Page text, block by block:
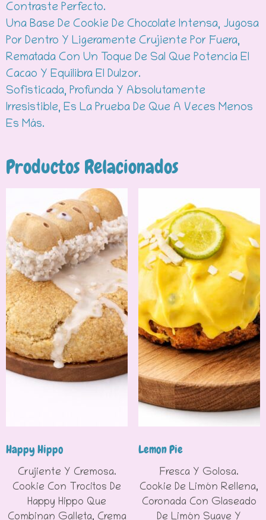
Contraste Perfecto.
Una Base De Cookie De Chocolate Intensa, Jugosa
Por Dentro Y Ligeramente Crujiente Por Fuera,
Rematada Con Un Toque De Sal Que Potencia El
Cacao Y Equilibra El Dulzor.
Sofisticada, Profunda Y Absolutamente
Irresistible, Es La Prueba De Que A Veces Menos
Es Más.
Productos Relacionados
Happy Hippo
Crujiente Y Cremosa.
Cookie Con Trocitos De
Happy Hippo Que
Combinan Galleta, Crema
Lemon Pie
Fresca Y Golosa.
Cookie De Limón Rellena,
Coronada Con Glaseado
De Limón Suave Y